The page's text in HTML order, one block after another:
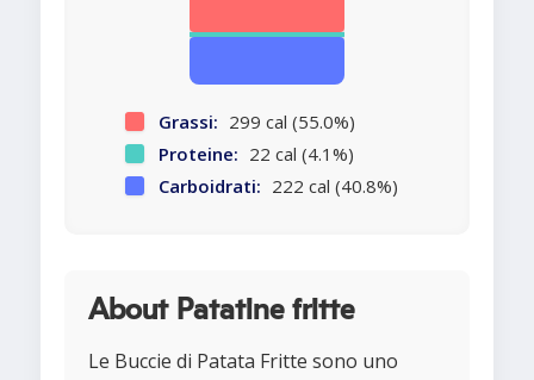
Grassi: 299 cal (55.0%)
Proteine: 22 cal (4.1%)
Carboidrati: 222 cal (40.8%)
About Patatine fritte
Le Buccie di Patata Fritte sono uno